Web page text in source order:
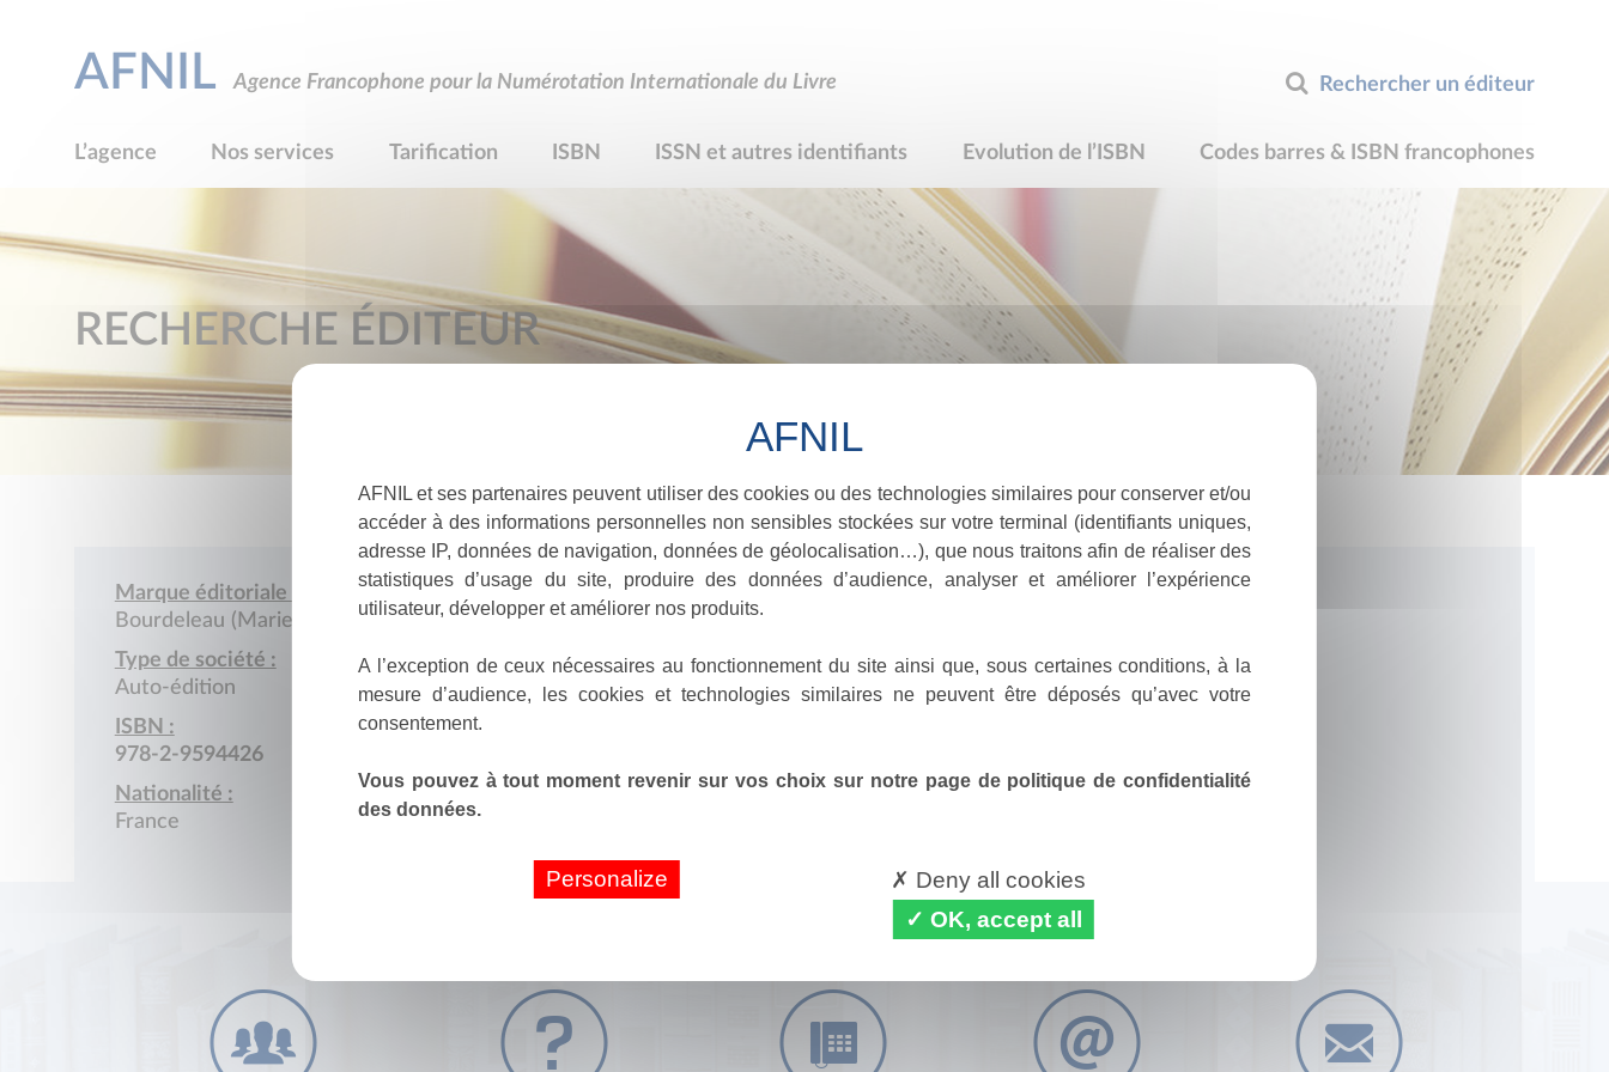
Rechercher un éditeur
AFNIL Agence Francophone pour la Numérotation Internationale du Livre
L’agence Nos services Tarification ISBN ISSN et autres identifiants Evolution de l’ISBN Codes barres & ISBN francophones
RECHERCHE ÉDITEUR
Marque éditoriale :
Bourdeleau (Marie)
Type de société :
Auto-édition
ISBN :
978-2-9594426
Nationalité :
France
AFNIL et ses partenaires peuvent utiliser des cookies ou des technologies similaires pour conserver et/ou
accéder à des informations personnelles non sensibles stockées sur votre terminal (identifiants uniques,
adresse IP, données de navigation, données de géolocalisation…), que nous traitons afin de réaliser des
statistiques d’usage du site, produire des données d’audience, analyser et améliorer l’expérience
utilisateur, développer et améliorer nos produits.
A l’exception de ceux nécessaires au fonctionnement du site ainsi que, sous certaines conditions, à la
mesure d’audience, les cookies et technologies similaires ne peuvent être déposés qu’avec votre
consentement.
Vous pouvez à tout moment revenir sur vos choix sur notre page de politique de confidentialité
des données.
Personalize
Deny all cookies
OK, accept all